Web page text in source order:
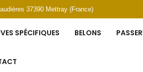
37390 Mettray (France)
SPÉCIFIQUES BELONS